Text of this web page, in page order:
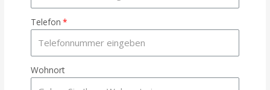
Telefon
Wohnort